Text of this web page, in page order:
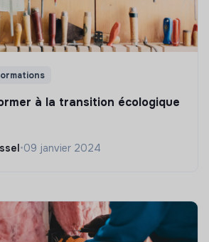
à la transition écologique
•09 janvier 2024